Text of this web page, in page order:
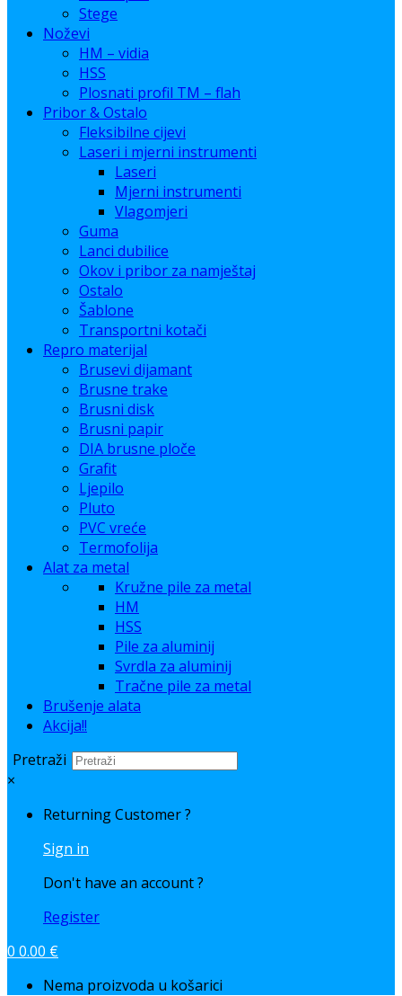
Stege
Noževi
HM – vidia
HSS
Plosnati profil TM – flah
Pribor & Ostalo
Fleksibilne cijevi
Laseri i mjerni instrumenti
Laseri
Mjerni instrumenti
Vlagomjeri
Guma
Lanci dubilice
Okov i pribor za namještaj
Ostalo
Šablone
Transportni kotači
Repro materijal
Brusevi dijamant
Brusne trake
Brusni disk
Brusni papir
DIA brusne ploče
Grafit
Ljepilo
Pluto
PVC vreće
Termofolija
Alat za metal
Kružne pile za metal
HM
HSS
Pile za aluminij
Svrdla za aluminij
Tračne pile za metal
Brušenje alata
Akcija!!
Pretraži
×
Returning Customer ?
Sign in
Don't have an account ?
Register
0 0.00 €
Nema proizvoda u košarici